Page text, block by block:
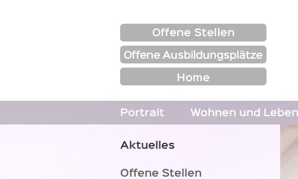
Portrait Wohnen und Leben
Aktuelles
Offene Stellen